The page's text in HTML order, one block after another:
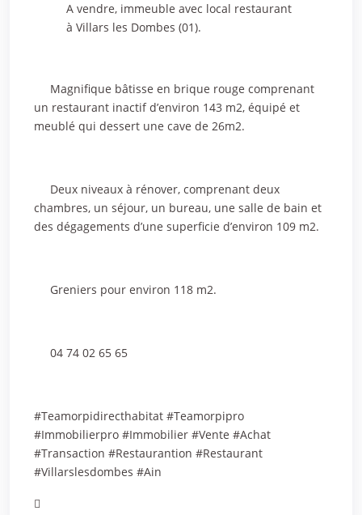
A vendre, immeuble avec local restaurant
à Villars les Dombes (01).
Magnifique bâtisse en brique rouge comprenant
un restaurant inactif d’environ 143 m2, équipé et
meublé qui dessert une cave de 26m2.
Deux niveaux à rénover, comprenant deux
chambres, un séjour, un bureau, une salle de bain et
des dégagements d’une superficie d’environ 109 m2.
Greniers pour environ 118 m2.
04 74 02 65 65
#Teamorpidirecthabitat #Teamorpipro
#Immobilierpro #Immobilier #Vente #Achat
#Transaction #Restaurantion #Restaurant
#Villarslesdombes #Ain